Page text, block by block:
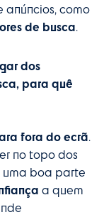
como
de busca.
dos
para quê
fora do ecrã.
no topo dos
uma boa parte
a quem